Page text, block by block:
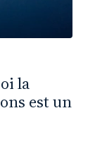
la
est un